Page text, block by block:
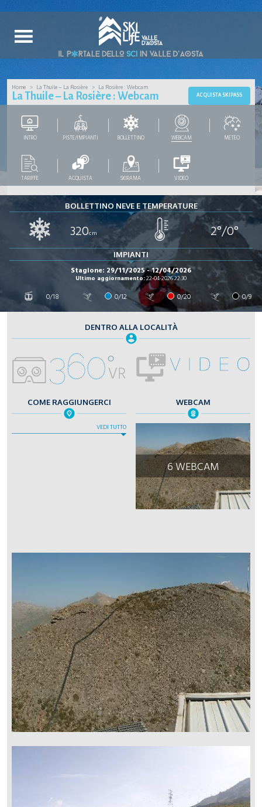
Home La Thuile – La Rosière La Rosière : Webcam
La Thuile – La Rosière : Webcam ACQUISTA SKIPASS
INTRO PISTE/IMPIANTI BOLLETTINO WEBCAM METEO
TARIFFE ACQUISTA SKIRAMA VIDEO
BOLLETTINO NEVE E TEMPERATURE
320cm 2°/0°
IMPIANTI
Stagione: 29/11/2025 - 12/04/2026
Ultimo aggiornamento:22-04-2026 22:30
0/18 0/12 0/20 0/9
DENTRO ALLA LOCALITÀ
COME RAGGIUNGERCI
VEDI TUTTO
WEBCAM
6 WEBCAM